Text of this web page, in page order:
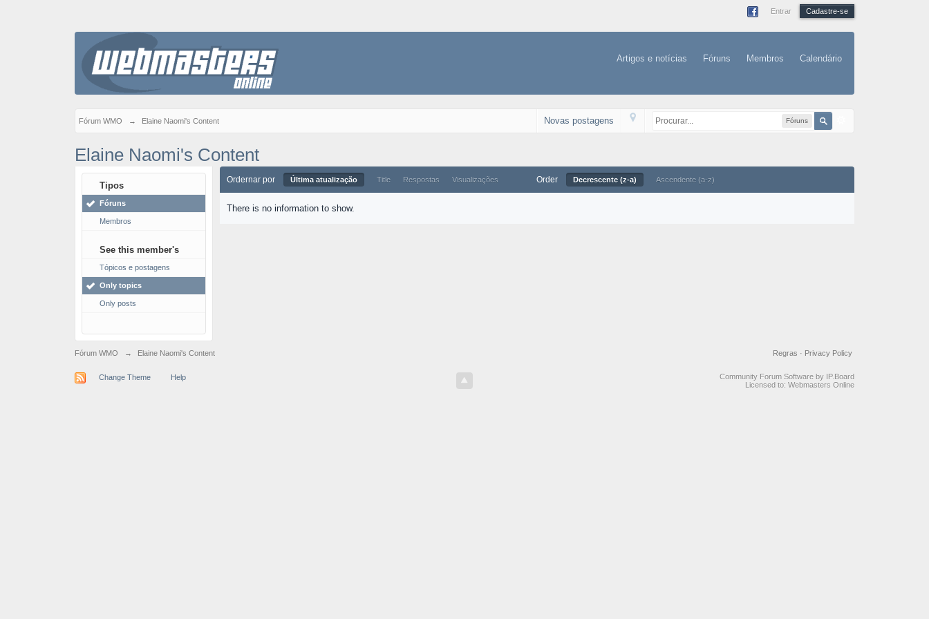
Entrar Cadastre-se
Artigos e notícias Fóruns Membros Calendário
Fórum WMO → Elaine Naomi's Content Fóruns
Novas postagens
Elaine Naomi's Content
Tipos
Fóruns
Membros
See this member's
Tópicos e postagens
Only topics
Only posts
Ordernar por Última atualização Title Respostas Visualizações Order Decrescente (z-a) Ascendente (a-z)
There is no information to show.
Fórum WMO → Elaine Naomi's Content Privacy Policy
Regras ·
Change Theme Help
Community Forum Software by IP.Board
Licensed to: Webmasters Online